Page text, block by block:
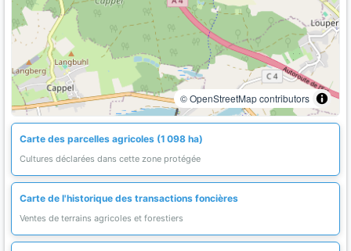
© OpenStreetMap contributors
Carte des parcelles agricoles (1 098 ha)
Cultures déclarées dans cette zone protégée
Carte de l'historique des transactions foncières
Ventes de terrains agricoles et forestiers